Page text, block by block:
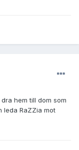
hem till dom som
leda RaZZia mot